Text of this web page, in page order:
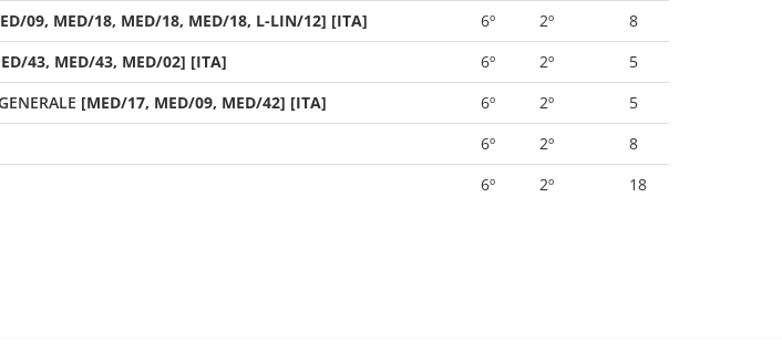
09, MED/18, MED/18, MED/18, L-LIN/12] [ITA] 6º 2º
8
43, MED/43, MED/02] [ITA] 6º 2º
5
[MED/17, MED/09, MED/42] [ITA] 6º 2º
5
6º 2º
8
6º 2º 18